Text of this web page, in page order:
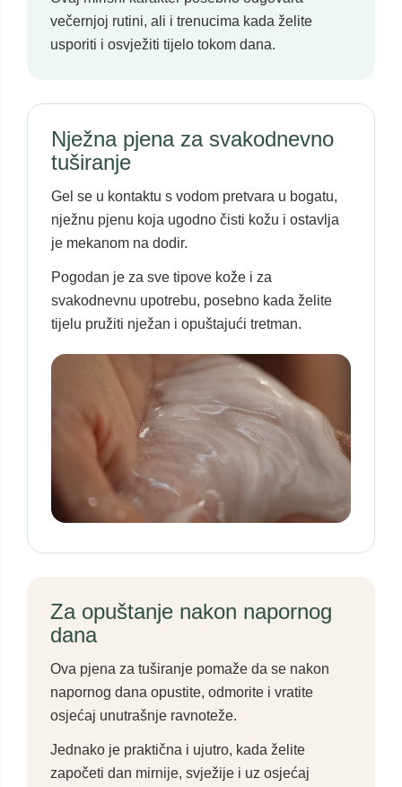
večernjoj rutini, ali i trenucima kada želite
usporiti i osvježiti tijelo tokom dana.
Nježna pjena za svakodnevno
tuširanje
Gel se u kontaktu s vodom pretvara u bogatu,
nježnu pjenu koja ugodno čisti kožu i ostavlja
je mekanom na dodir.
Pogodan je za sve tipove kože i za
svakodnevnu upotrebu, posebno kada želite
tijelu pružiti nježan i opuštajući tretman.
Za opuštanje nakon napornog
dana
Ova pjena za tuširanje pomaže da se nakon
napornog dana opustite, odmorite i vratite
osjećaj unutrašnje ravnoteže.
Jednako je praktična i ujutro, kada želite
započeti dan mirnije, svježije i uz osjećaj